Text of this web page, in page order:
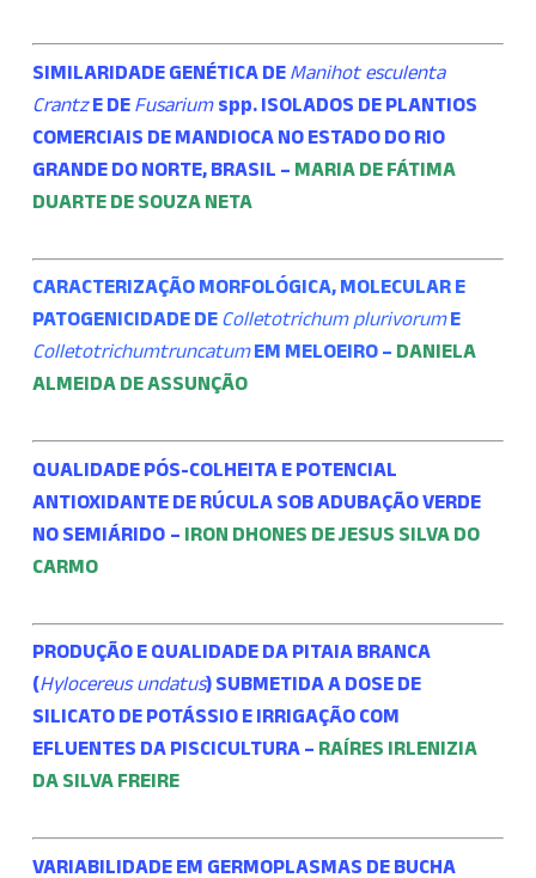
SIMILARIDADE GENÉTICA DE Manihot esculenta
CrantzE DE Fusarium spp. ISOLADOS DE PLANTIOS
COMERCIAIS DE MANDIOCA NO ESTADO DO RIO
GRANDE DO NORTE, BRASIL – MARIA DE FÁTIMA
DUARTE DE SOUZA NETA
CARACTERIZAÇÃO MORFOLÓGICA, MOLECULAR E
PATOGENICIDADE DE Colletotrichum plurivorumE
ColletotrichumtruncatumEM MELOEIRO – DANIELA
ALMEIDA DE ASSUNÇÃO
QUALIDADE PÓS-COLHEITA E POTENCIAL
ANTIOXIDANTE DE RÚCULA SOB ADUBAÇÃO VERDE
NO SEMIÁRIDO – IRON DHONES DE JESUS SILVA DO
CARMO
PRODUÇÃO E QUALIDADE DA PITAIA BRANCA
(Hylocereus undatus) SUBMETIDA A DOSE DE
SILICATO DE POTÁSSIO E IRRIGAÇÃO COM
EFLUENTES DA PISCICULTURA – RAÍRES IRLENIZIA
DA SILVA FREIRE
VARIABILIDADE EM GERMOPLASMAS DE BUCHA